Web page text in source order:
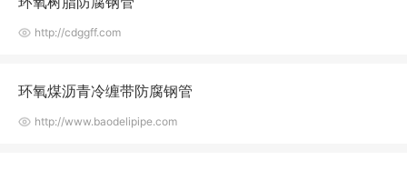
http://cdggff.com
环氧煤沥青冷缠带防腐钢管
http://www.baodelipipe.com